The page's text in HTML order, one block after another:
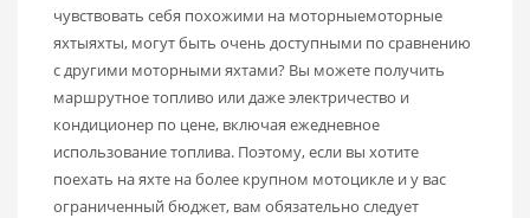
чувствовать себя похожими на моторныемоторные
яхтыяхты, могут быть очень доступными по сравнению
с другими моторными яхтами? Вы можете получить
маршрутное топливо или даже электричество и
кондиционер по цене, включая ежедневное
использование топлива. Поэтому, если вы хотите
поехать на яхте на более крупном мотоцикле и у вас
ограниченный бюджет, вам обязательно следует